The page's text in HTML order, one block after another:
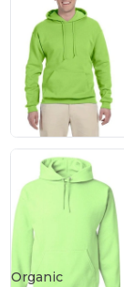
Organic